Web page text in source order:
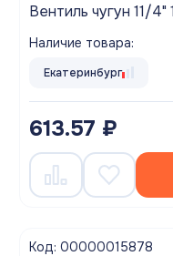
Наличие товара:
Екатеринбург
613.57 ₽
Код: 00000015878